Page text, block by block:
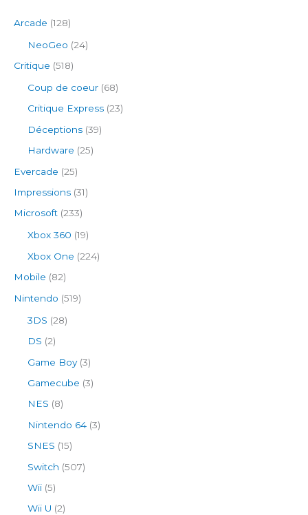
Arcade (128)
NeoGeo (24)
Critique (518)
Coup de coeur (68)
Critique Express (23)
Déceptions (39)
Hardware (25)
Evercade (25)
Impressions (31)
Microsoft (233)
Xbox 360 (19)
Xbox One (224)
Mobile (82)
Nintendo (519)
3DS (28)
DS (2)
Game Boy(3)
Gamecube (3)
NES (8)
Nintendo 64 (3)
SNES (15)
Switch (507)
Wii (5)
Wii U (2)